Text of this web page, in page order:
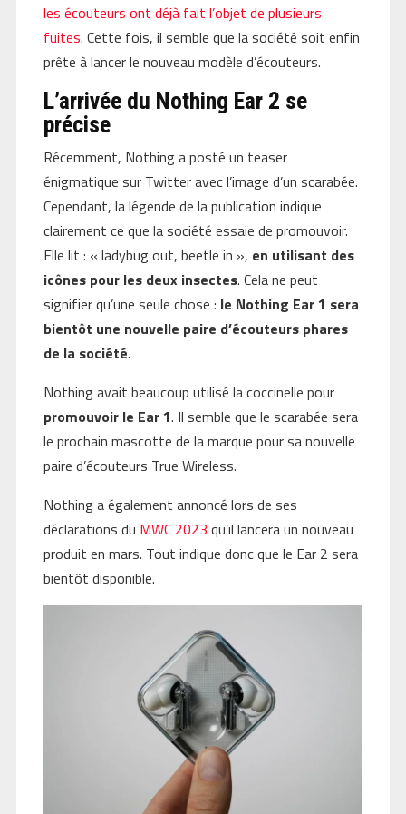
les écouteurs ont déjà fait l’objet de plusieurs
fuites. Cette fois, il semble que la société soit enfin
prête à lancer le nouveau modèle d’écouteurs.
L’arrivée du Nothing Ear 2 se
précise
Récemment, Nothing a posté un teaser
énigmatique sur Twitter avec l’image d’un scarabée.
Cependant, la légende de la publication indique
clairement ce que la société essaie de promouvoir.
Elle lit : « ladybug out, beetle in », en utilisant des
icônes pour les deux insectes. Cela ne peut
signifier qu’une seule chose : le Nothing Ear 1 sera
bientôt une nouvelle paire d’écouteurs phares
de la société.
Nothing avait beaucoup utilisé la coccinelle pour
promouvoir le Ear 1. Il semble que le scarabée sera
le prochain mascotte de la marque pour sa nouvelle
paire d’écouteurs True Wireless.
Nothing a également annoncé lors de ses
déclarations du MWC 2023 qu’il lancera un nouveau
produit en mars. Tout indique donc que le Ear 2 sera
bientôt disponible.